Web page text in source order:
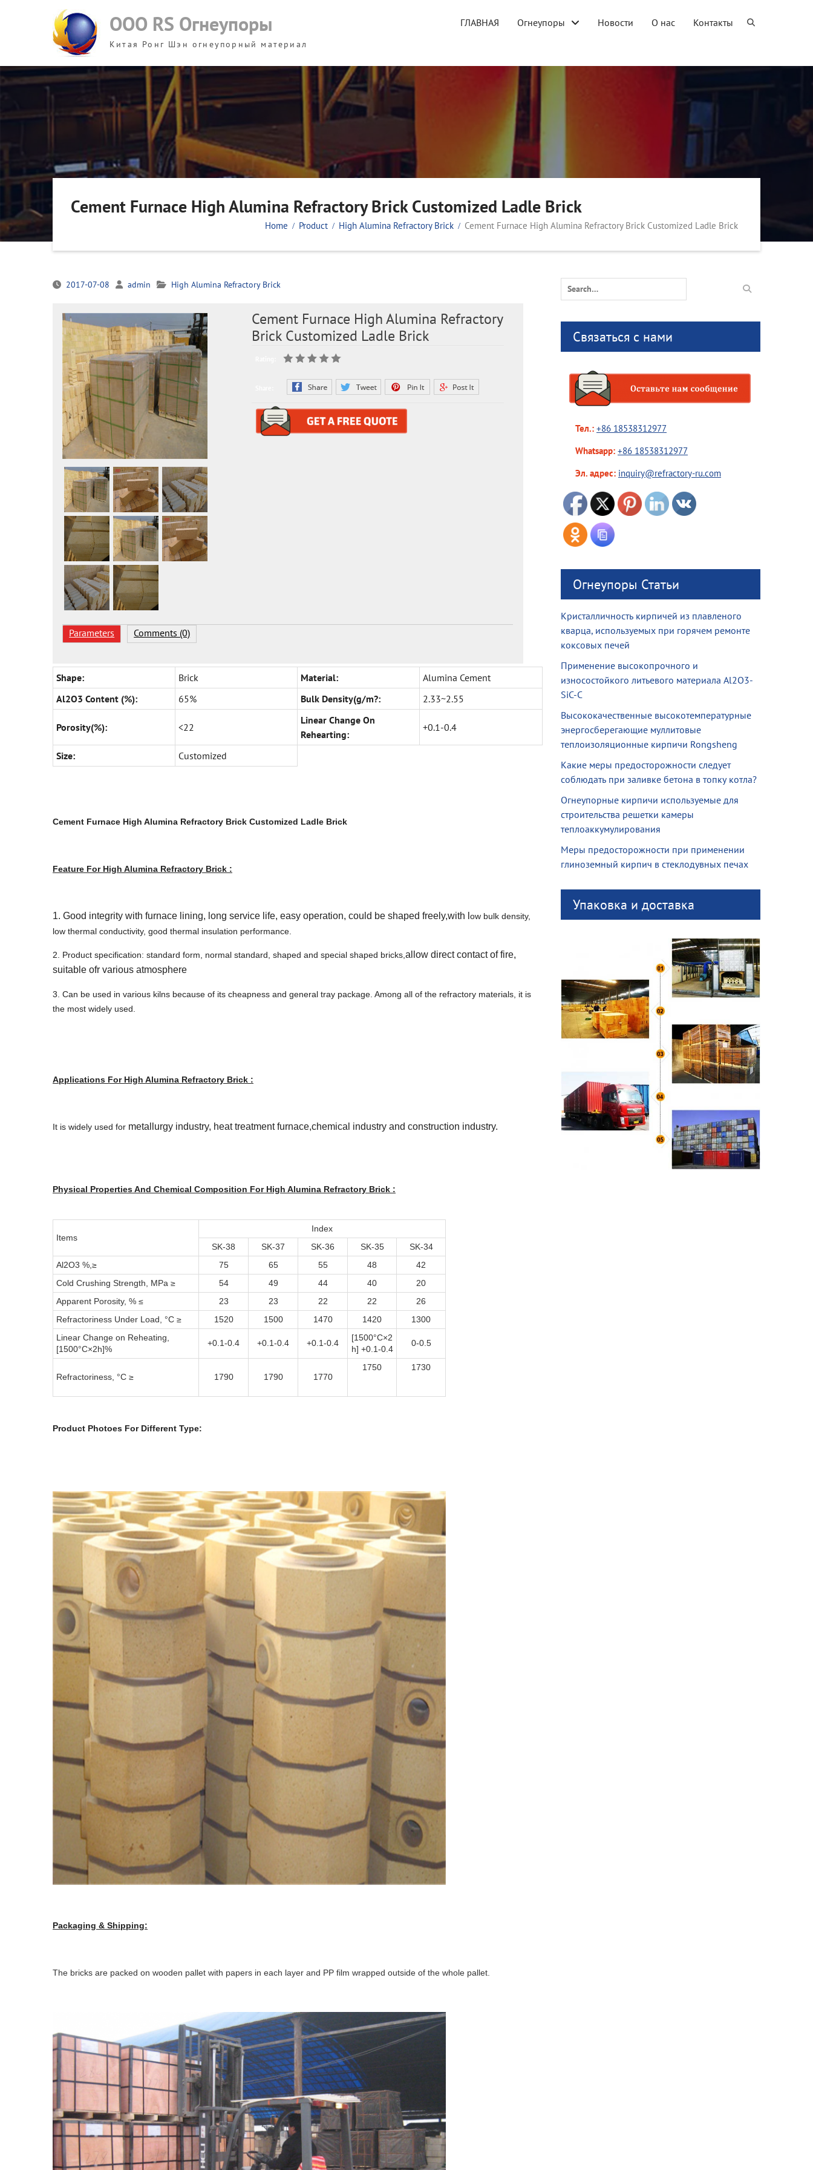
ООО RS Огнеупоры
Китая Ронг Шэн огнеупорный материал
ГЛАВНАЯ Огнеупоры Новости О нас Контакты
Cement Furnace High Alumina Refractory Brick Customized Ladle Brick
Home Product High Alumina Refractory Brick Cement Furnace High Alumina Refractory Brick Customized Ladle Brick
2017-07-08 admin High Alumina Refractory Brick
Cement Furnace High Alumina Refractory
Brick Customized Ladle Brick
Parameters Comments (0)
Shape: Brick Material:
Alumina Cement
Al2O3 Content (%):
65% Bulk Density(g/m?: 2.33~2.55
Porosity(%): <22
Linear Change On
Rehearting:
+0.1-0.4
Size: Customized
Cement Furnace High Alumina Refractory Brick Customized Ladle Brick
Feature For High Alumina Refractory Brick :
1. Good integrity with furnace lining, long service life, easy operation, could be shaped freely,with l ow bulk density,
low thermal conductivity, good thermal insulation performance.
2. Product specification: standard form, normal standard, shaped and special shaped bricks,allow direct contact of fire,
suitable ofr various atmosphere
3. Can be used in various kilns because of its cheapness and general tray package. Among all of the refractory materials, it is
the most widely used.
Applications For High Alumina Refractory Brick :
It is widely used for metallurgy industry, heat treatment furnace,chemical industry and construction industry.
Physical Properties And Chemical Composition For High Alumina Refractory Brick :
Items
Index
SK-38
SK-37 SK-36 SK-35
SK-34
Al2O3 %,≥
75 65 55 48
42
Cold Crushing Strength, MPa ≥
54 49 44 40
20
Apparent Porosity, % ≤
23 23 22 22
26
Refractoriness Under Load, °C ≥
1520 1500 1470 1420
1300
Linear Change on Reheating,
[1500°C×2h]%
+0.1-0.4 +0.1-0.4 +0.1-0.4
[1500°C×2
h] +0.1-0.4
0-0.5
Refractoriness, °C ≥ 1790 1790 1770
1750 1730
Product Photoes For Different Type:
Packaging & Shipping:
The bricks are packed on wooden pallet with papers in each layer and PP film wrapped outside of the whole pallet.
Search
for:
Связаться с нами
Тел.: +86 18538312977
Whatsapp: +86 18538312977
Эл. адрес: inquiry@refractory-ru.com
Огнеупоры Статьи
Кристалличность кирпичей из плавленого
кварца, используемых при горячем ремонте
коксовых печей
Применение высокопрочного и
износостойкого литьевого материала Al2O3-
SiC-C
Высококачественные высокотемпературные
энергосберегающие муллитовые
теплоизоляционные кирпичи Rongsheng
Какие меры предосторожности следует
соблюдать при заливке бетона в топку котла?
Огнеупорные кирпичи используемые для
строительства решетки камеры
теплоаккумулирования
Меры предосторожности при применении
глиноземный кирпич в стеклодувных печах
Упаковка и доставка